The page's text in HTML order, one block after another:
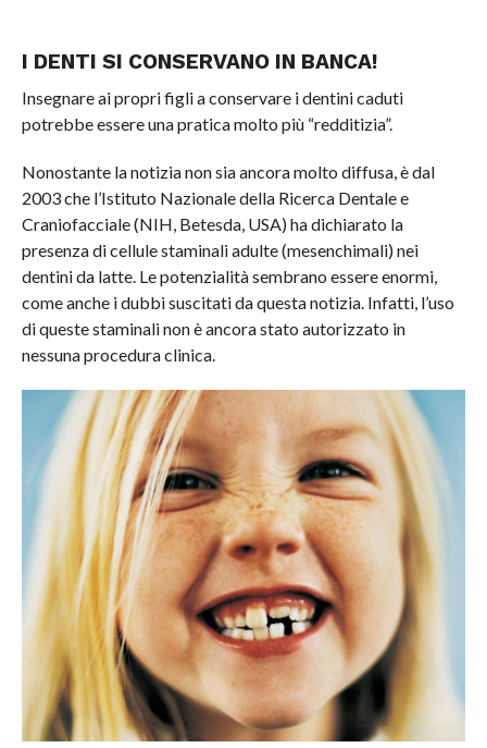
I DENTI SI CONSERVANO IN BANCA!
Insegnare ai propri figli a conservare i dentini caduti
potrebbe essere una pratica molto più “redditizia”.
Nonostante la notizia non sia ancora molto diffusa, è dal
2003 che l’Istituto Nazionale della Ricerca Dentale e
Craniofacciale (NIH, Betesda, USA) ha dichiarato la
presenza di cellule staminali adulte (mesenchimali) nei
dentini da latte. Le potenzialità sembrano essere enormi,
come anche i dubbi suscitati da questa notizia. Infatti, l’uso
di queste staminali non è ancora stato autorizzato in
nessuna procedura clinica.